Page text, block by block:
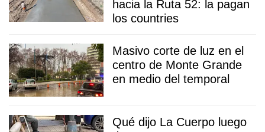
hacia la Ruta 52: la pagan
los countries
Masivo corte de luz en el
centro de Monte Grande
en medio del temporal
Qué dijo La Cuerpo luego